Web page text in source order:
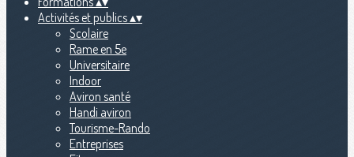
Activités et publics▴▾
Scolaire
Rame en 5e
Universitaire
Indoor
Aviron santé
Handi aviron
Tourisme-Rando
Entreprises